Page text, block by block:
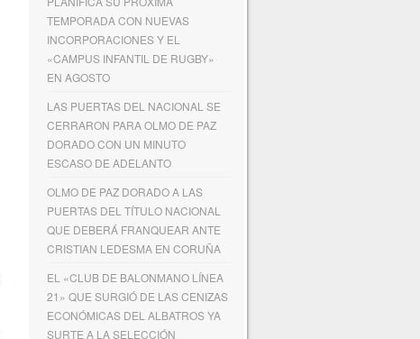
TEMPORADA CON NUEVAS
INCORPORACIONES Y EL
«CAMPUS INFANTIL DE RUGBY»
EN AGOSTO
LAS PUERTAS DEL NACIONAL SE
CERRARON PARA OLMO DE PAZ
DORADO CON UN MINUTO
ESCASO DE ADELANTO
OLMO DE PAZ DORADO A LAS
PUERTAS DEL TÍTULO NACIONAL
QUE DEBERÁ FRANQUEAR ANTE
CRISTIAN LEDESMA EN CORUÑA
EL «CLUB DE BALONMANO LÍNEA
21» QUE SURGIÓ DE LAS CENIZAS
ECONÓMICAS DEL ALBATROS YA
SURTE A LA SELECCIÓN